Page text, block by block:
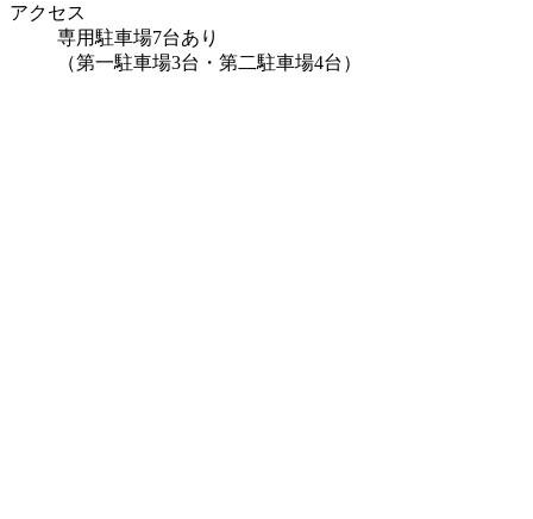
アクセス
専用駐車場7台あり
（第一駐車場3台・第二駐車場4台）